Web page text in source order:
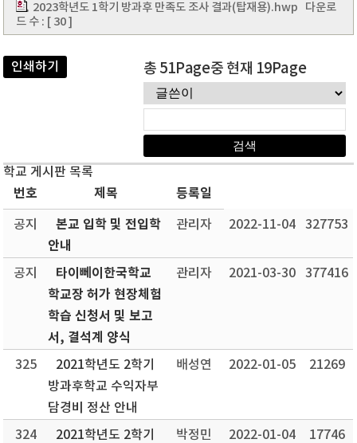
2023학년도 1학기 방과후 만족도 조사 결과(탑재용).hwp 다운로
드 수 : [ 30 ]
인쇄하기 총 51Page중 현재 19Page
학교 게시판 목록
번호 제목 등록일
공지
본교 입학 및 전입학
안내
관리자 2022-11-04 327753
공지
타이뻬이한국학교
학교장 허가 현장체험
학습 신청서 및 보고
서, 결석계 양식
관리자 2021-03-30 377416
325
2021학년도 2학기
방과후학교 수익자부
담경비 정산 안내
배성연 2022-01-05 21269
324
2021학년도 2학기
박정민 2022-01-04 17746